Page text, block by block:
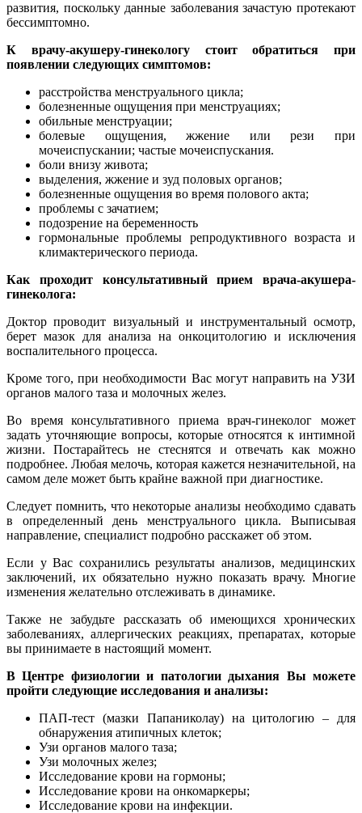
развития, поскольку данные заболевания зачастую протекают
бессимптомно.
К врачу-акушеру-гинекологу стоит обратиться при
появлении следующих симптомов:
расстройства менструального цикла;
болезненные ощущения при менструациях;
обильные менструации;
болевые ощущения, жжение или рези при
мочеиспускании; частые мочеиспускания.
боли внизу живота;
выделения, жжение и зуд половых органов;
болезненные ощущения во время полового акта;
проблемы с зачатием;
подозрение на беременность
гормональные проблемы репродуктивного возраста и
климактерического периода.
Как проходит консультативный прием врача-акушера-
гинеколога:
Доктор проводит визуальный и инструментальный осмотр,
берет мазок для анализа на онкоцитологию и исключения
воспалительного процесса.
Кроме того, при необходимости Вас могут направить на УЗИ
органов малого таза и молочных желез.
Во время консультативного приема врач-гинеколог может
задать уточняющие вопросы, которые относятся к интимной
жизни. Постарайтесь не стеснятся и отвечать как можно
подробнее. Любая мелочь, которая кажется незначительной, на
самом деле может быть крайне важной при диагностике.
Следует помнить, что некоторые анализы необходимо сдавать
в определенный день менструального цикла. Выписывая
направление, специалист подробно расскажет об этом.
Если у Вас сохранились результаты анализов, медицинских
заключений, их обязательно нужно показать врачу. Многие
изменения желательно отслеживать в динамике.
Также не забудьте рассказать об имеющихся хронических
заболеваниях, аллергических реакциях, препаратах, которые
вы принимаете в настоящий момент.
В Центре физиологии и патологии дыхания Вы можете
пройти следующие исследования и анализы:
ПАП-тест (мазки Папаниколау) на цитологию – для
обнаружения атипичных клеток;
Узи органов малого таза;
Узи молочных желез;
Исследование крови на гормоны;
Исследование крови на онкомаркеры;
Исследование крови на инфекции.